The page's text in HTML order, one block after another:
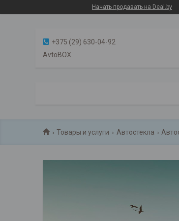
Начать продавать на Deal.by
+375 (29) 630-04-92
AvtoBOX
Товары и услуги Автостекла